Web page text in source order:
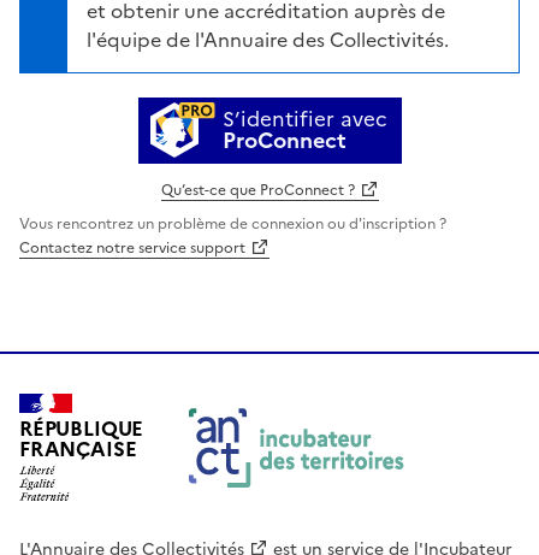
et obtenir une accréditation auprès de
l'équipe de l'Annuaire des Collectivités.
S’identifier avec
ProConnect
Qu’est-ce que ProConnect ?
Vous rencontrez un problème de connexion ou d'inscription ?
Contactez notre service support
RÉPUBLIQUE
FRANÇAISE
L'Annuaire des Collectivités est un service de l'Incubateur